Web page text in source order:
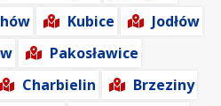
Kubice
Jodłów
Pakosławice
Charbielin
Brzeziny